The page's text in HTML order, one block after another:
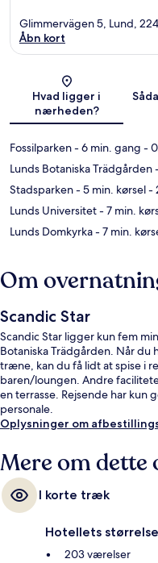
Glimmervägen 5, Lund,
Åbn kort
Hvad ligger i
nærheden?
Fossilparken- 6 min. gang -
Lunds Botaniska Trädgården
Stadsparken- 5 min. kørsel-
Lunds Universitet- 7 min.
Lunds Domkyrka- 7 min.
Om
Scandic Star
Scandic Star ligger kun fem
Botaniska Trädgården. Når
træne, kan du få lidt at spise i
baren/loungen. Andre
en terrasse. Rejsende har kun
personale.
Oplysninger om
Mere om dette
I korte træk
Hotellets størrelse
203 værelser